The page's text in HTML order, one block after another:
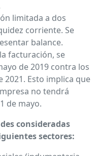
limitada a dos
corriente. Se
balance.
facturación, se
de 2019 contra los
2021. Esto implica que
no tendrá
de mayo.
consideradas
sectores: